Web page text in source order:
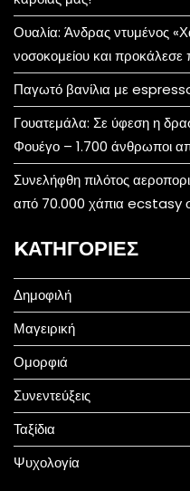
Ουαλία: Άνδρας ντυμένος
νοσοκομείου και προκάλεσε
Παγωτό βανίλια με
Γουατεμάλα: Σε ύφεση η
Φουέγο – 1.700 άνθρωποι
Συνελήφθη πιλότος
από 70.000 χάπια ecstasy
KΑΤΗΓΟΡΊΕΣ
Δημοφιλή
Μαγειρική
Ομορφιά
Συνεντεύξεις
Ταξίδια
Ψυχολογία